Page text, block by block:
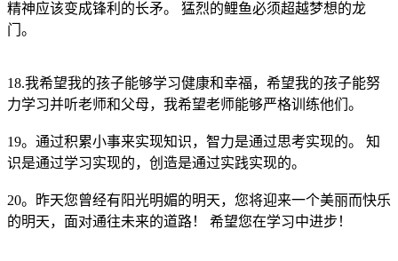
精神应该变成锋利的长矛。 猛烈的鲤鱼必须超越梦想的龙
门。
18.我希望我的孩子能够学习健康和幸福，希望我的孩子能努
力学习并听老师和父母，我希望老师能够严格训练他们。
19。通过积累小事来实现知识，智力是通过思考实现的。 知
识是通过学习实现的，创造是通过实践实现的。
20。昨天您曾经有阳光明媚的明天，您将迎来一个美丽而快乐
的明天，面对通往未来的道路！ 希望您在学习中进步！